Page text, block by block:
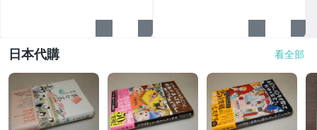
日本代購 看全部